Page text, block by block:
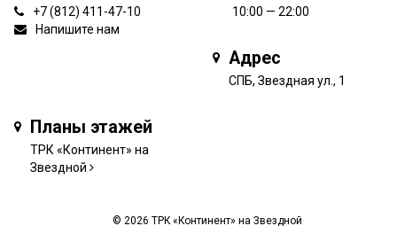
+7 (812) 411-47-10
Напишите нам
10:00 — 22:00
Адрес
СПБ, Звездная ул., 1
Планы этажей
ТРК «Континент» на
Звездной
© 2026 ТРК «Континент» на Звездной